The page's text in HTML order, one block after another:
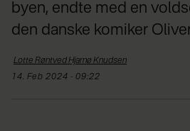
byen, endte med en
den danske komiker
Lotte Røntved HjarnøKnudsen
14. Feb 2024 - 09:22